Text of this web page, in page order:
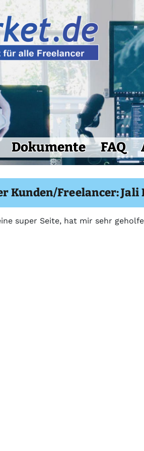
Dokumente FAQ
Kunden/Freelancer: Jali
super Seite, hat mir sehr